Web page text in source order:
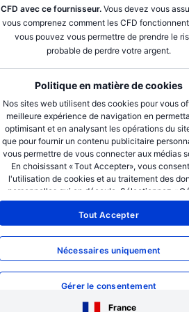
CFD avec ce fournisseur. Vous devez vous
vous comprenez comment les CFD
vous pouvez vous permettre de prendre le
probable de perdre votre argent.
Politique en matière de cookies
Nos sites web utilisent des cookies pour vous
meilleure expérience de navigation en
optimisant et en analysant les opérations du
que pour fournir un contenu publicitaire
vous permettre de vous connecter aux médias
En choisissant « Tout Accepter», vous
l'utilisation de cookies et au traitement des
personnelles qui en découle. Sélectionnez «
consentement » pour gérer vos préférences en
de consentement. Vous pouvez modifier
préférences ou retirer votre consentement à
cookies. Veuillez consulter notre politique en
Tout Accepter
Nécessaires uniquement
Gérer le consentement
France